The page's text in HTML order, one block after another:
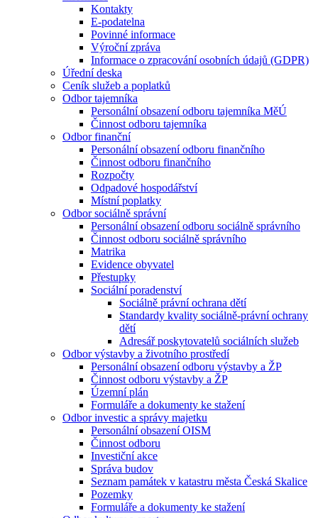
Kontakty
E-podatelna
Povinné informace
Výroční zpráva
Informace o zpracování osobních údajů (GDPR)
Úřední deska
Ceník služeb a poplatků
Odbor tajemníka
Personální obsazení odboru tajemníka MěÚ
Činnost odboru tajemníka
Odbor finanční
Personální obsazení odboru finančního
Činnost odboru finančního
Rozpočty
Odpadové hospodářství
Místní poplatky
Odbor sociálně správní
Personální obsazení odboru sociálně správního
Činnost odboru sociálně správního
Matrika
Evidence obyvatel
Přestupky
Sociální poradenství
Sociálně právní ochrana dětí
Standardy kvality sociálně-právní ochrany
dětí
Adresář poskytovatelů sociálních služeb
Odbor výstavby a životního prostředí
Personální obsazení odboru výstavby a ŽP
Činnost odboru výstavby a ŽP
Územní plán
Formuláře a dokumenty ke stažení
Odbor investic a správy majetku
Personální obsazení OISM
Činnost odboru
Investiční akce
Správa budov
Seznam památek v katastru města Česká Skalice
Pozemky
Formuláře a dokumenty ke stažení